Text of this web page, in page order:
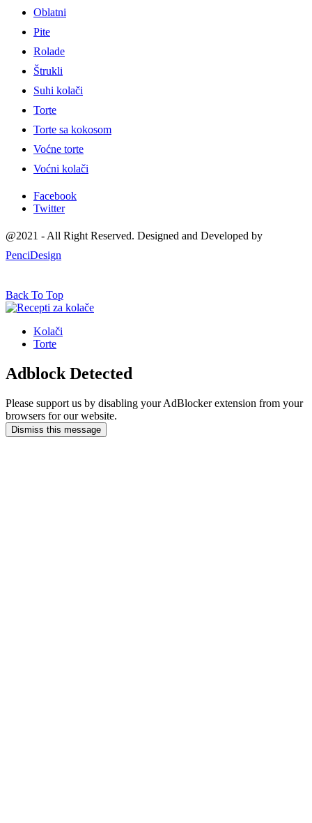
Oblatni
Pite
Rolade
Štrukli
Suhi kolači
Torte
Torte sa kokosom
Voćne torte
Voćni kolači
Facebook
Twitter
@2021 - All Right Reserved. Designed and Developed by
PenciDesign
Back To Top
Kolači
Torte
Adblock Detected
Please support us by disabling your AdBlocker extension from your
browsers for our website.
Dismiss this message